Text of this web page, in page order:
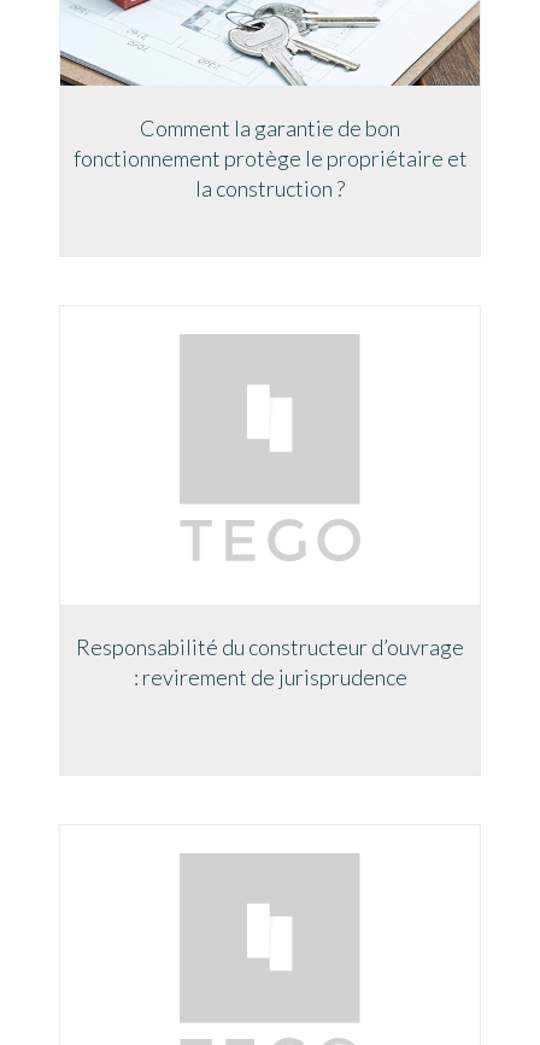
Comment la garantie de bon
fonctionnement protège le propriétaire et
la construction ?
Responsabilité du constructeur d’ouvrage
: revirement de jurisprudence